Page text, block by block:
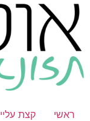
ראשי קצת עליי